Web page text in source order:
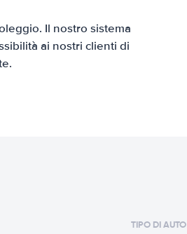
Il nostro sistema
ai nostri clienti di
TIPO DI AUTO